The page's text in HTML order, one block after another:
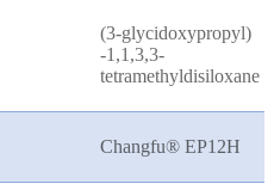
(3-glycidoxypropyl)
-1,1,3,3-
tetramethyldisiloxane
Changfu® EP12H